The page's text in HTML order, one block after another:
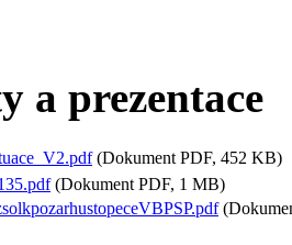
a prezentace
(Dokument PDF, 452 KB)
(Dokument PDF, 1 MB)